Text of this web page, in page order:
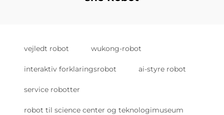
vejledt robot wukong-robot
interaktiv forklaringsrobot ai-styre robot
service robotter
robot til science center og teknologimuseum